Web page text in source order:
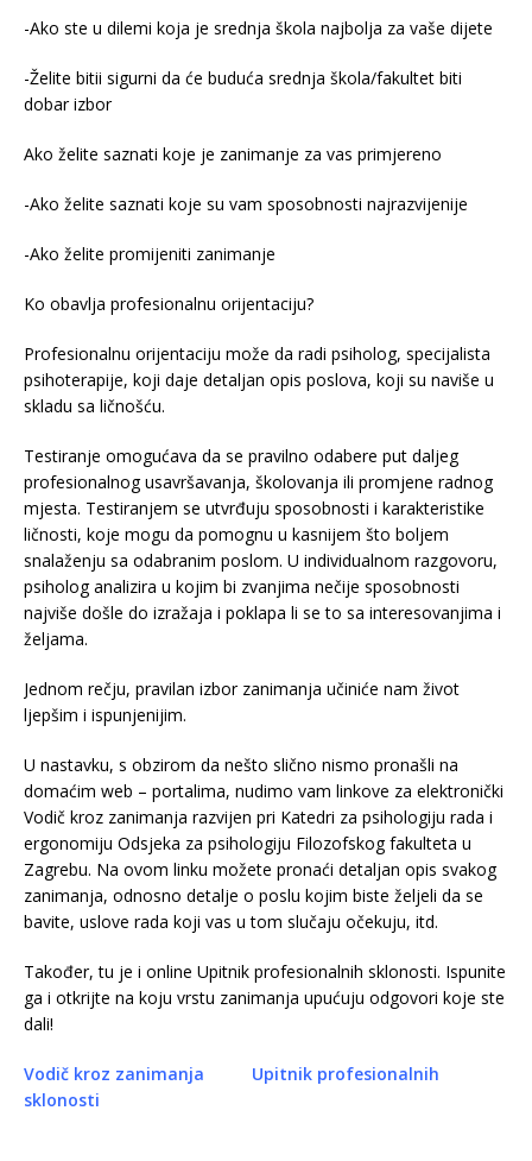
-Ako ste u dilemi koja je srednja škola najbolja za vaše dijete
-Želite bitii sigurni da će buduća srednja škola/fakultet biti
dobar izbor
Ako želite saznati koje je zanimanje za vas primjereno
-Ako želite saznati koje su vam sposobnosti najrazvijenije
-Ako želite promijeniti zanimanje
Ko obavlja profesionalnu orijentaciju?
Profesionalnu orijentaciju može da radi psiholog, specijalista
psihoterapije, koji daje detaljan opis poslova, koji su naviše u
skladu sa ličnošću.
Testiranje omogućava da se pravilno odabere put daljeg
profesionalnog usavršavanja, školovanja ili promjene radnog
mjesta. Testiranjem se utvrđuju sposobnosti i karakteristike
ličnosti, koje mogu da pomognu u kasnijem što boljem
snalaženju sa odabranim poslom. U individualnom razgovoru,
psiholog analizira u kojim bi zvanjima nečije sposobnosti
najviše došle do izražaja i poklapa li se to sa interesovanjima i
željama.
Jednom rečju, pravilan izbor zanimanja učiniće nam život
ljepšim i ispunjenijim.
U nastavku, s obzirom da nešto slično nismo pronašli na
domaćim web – portalima, nudimo vam linkove za elektronički
Vodič kroz zanimanja razvijen pri Katedri za psihologiju rada i
ergonomiju Odsjeka za psihologiju Filozofskog fakulteta u
Zagrebu. Na ovom linku možete pronaći detaljan opis svakog
zanimanja, odnosno detalje o poslu kojim biste željeli da se
bavite, uslove rada koji vas u tom slučaju očekuju, itd.
Također, tu je i online Upitnik profesionalnih sklonosti. Ispunite
ga i otkrijte na koju vrstu zanimanja upućuju odgovori koje ste
dali!
Vodič kroz zanimanja
Upitnik profesionalnih
sklonosti